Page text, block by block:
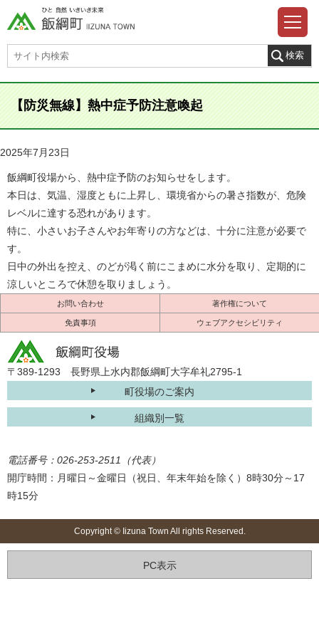
【防災無線】熱中症予防注意喚起
2025年7月23日
飯綱町役場から、熱中症予防のお知らせをします。
本日は、気温、湿度ともに上昇し、環境省からの暑さ指数が、危険
レベルに達する恐れがあります。
特に、小さいお子さんやお年寄りの方などは、十分に注意が必要で
す。
日中の外出を控え、のどが渇く前にこまめに水分を取り、定期的に
涼しいところで休憩を取りましょう。
お問い合わせ 著作権について
免責事項 ウェブアクセシビリティ
〒389-1293 長野県上水内郡飯綱町大字牟礼2795-1
町役場のご案内
組織別一覧
電話番号：026-253-2511（代表）
開庁時間：月曜日～金曜日（祝日、年末年始を除く）8時30分～17
時15分
Copyright © Iizuna Town All rights Reserved.
PC表示